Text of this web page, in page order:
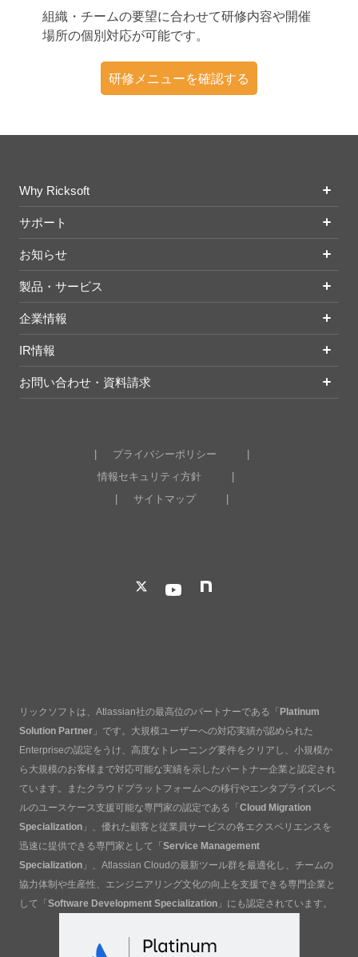
組織・チームの要望に合わせて研修内容や開催
場所の個別対応が可能です。
研修メニューを確認する
Why Ricksoft
サポート
お知らせ
製品・サービス
企業情報
IR情報
お問い合わせ・資料請求
プライバシーポリシー
情報セキュリティ方針
サイトマップ
リックソフトは、Atlassian社の最高位のパートナーである「Platinum
Solution Partner 」です。大規模ユーザーへの対応実績が認められた
Enterpriseの認定をうけ、高度なトレーニング要件をクリアし、小規模か
ら大規模のお客様まで対応可能な実績を示したパートナー企業と認定され
ています。またクラウドプラットフォームへの移行やエンタプライズレベ
ルのユースケース支援可能な専門家の認定である「Cloud Migration
Specialization 」、優れた顧客と従業員サービスの各エクスペリエンスを
迅速に提供できる専門家として「Service Management
Specialization 」、Atlassian Cloudの最新ツール群を最適化し、チームの
協力体制や生産性、エンジニアリング文化の向上を支援できる専門企業と
して「Software Development Specialization 」にも認定されています。